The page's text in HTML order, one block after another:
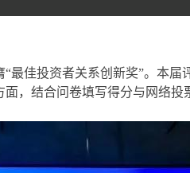
最佳投资者关系创新奖”。本
，结合问卷填写得分与网络投